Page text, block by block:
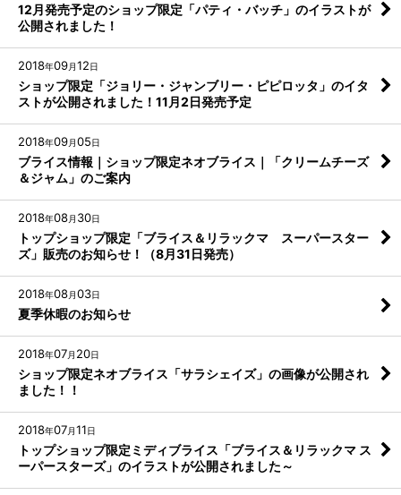
12月発売予定のショップ限定「パティ・バッチ」のイラストが
公開されました！
2018年09月12日
ショップ限定「ジョリー・ジャンブリー・ピピロッタ」のイタ
ストが公開されました！11月2日発売予定
2018年09月05日
ブライス情報｜ショップ限定ネオブライス｜「クリームチーズ
＆ジャム」のご案内
2018年08月 30日
トップショップ限定「ブライス＆リラックマ スーパースター
ズ」販売のお知らせ！（8月31日発売）
2018年08月03日
夏季休暇のお知らせ
2018年07月 20日
ショップ限定ネオブライス「サラシェイズ」の画像が公開され
ました！！
2018年07月11日
トップショップ限定ミディブライス「ブライス＆リラックマ ス
ーパースターズ」のイラストが公開されました～